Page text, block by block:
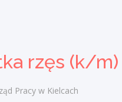
Nowoczesne
2 lutego 2021
rzęs (k/m)
Pracy w Kielcach